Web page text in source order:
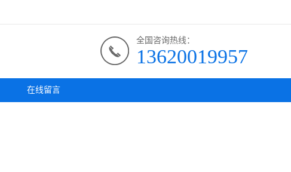
全国咨询热线：
13620019957
在线留言